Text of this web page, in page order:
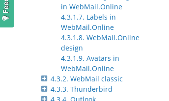
in WebMail.Online
4.3.1.7. Labels in
WebMail.Online
4.3.1.8. WebMail.Online
design
4.3.1.9. Avatars in
WebMail.Online
4.3.2. WebMail classic
4.3.3. Thunderbird